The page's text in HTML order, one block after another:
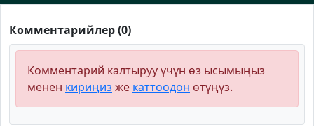
Комментарийлер (0)
Комментарий калтыруу үчүн өз ысымыңыз
менен кириңиз же каттоодон өтүңүз.